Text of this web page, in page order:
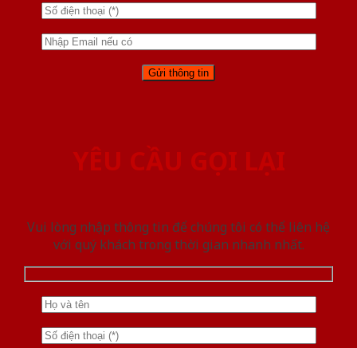
YÊU CẦU GỌI LẠI
Vui lòng nhập thông tin để chúng tôi có thể liên hệ
với quý khách trong thời gian nhanh nhất.